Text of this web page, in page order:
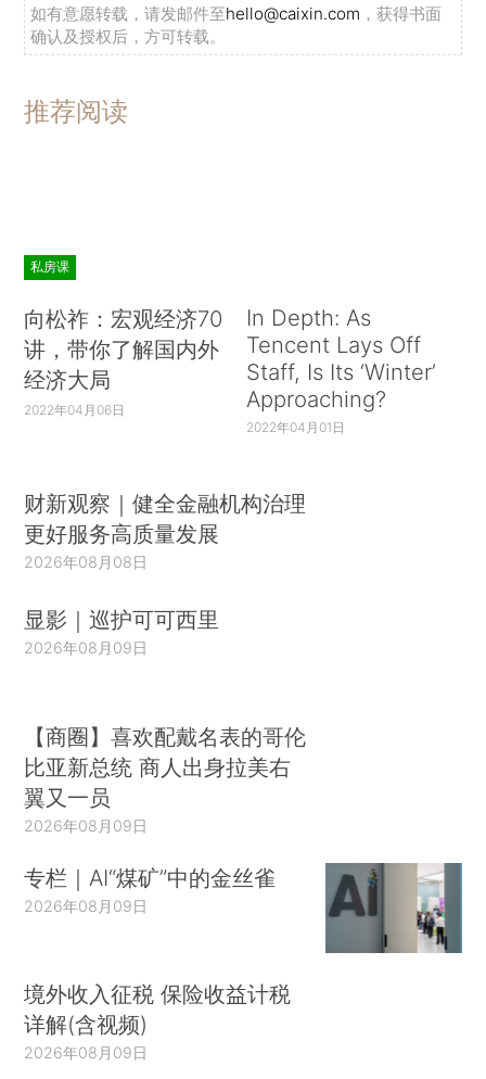
如有意愿转载，请发邮件至hello@caixin.com ，获得书面
确认及授权后，方可转载。
推荐阅读
私房课
向松祚：宏观经济70
讲，带你了解国内外
经济大局
2022年04月06日
In Depth: As
Tencent Lays Off
Staff, Is Its ‘Winter’
Approaching?
2022年04月01日
财新观察｜健全金融机构治理
更好服务高质量发展
2026年08月08日
显影｜巡护可可西里
2026年08月09日
【商圈】喜欢配戴名表的哥伦
比亚新总统 商人出身拉美右
翼又一员
2026年08月09日
专栏｜AI“煤矿”中的金丝雀
2026年08月09日
境外收入征税 保险收益计税
详解(含视频)
2026年08月09日